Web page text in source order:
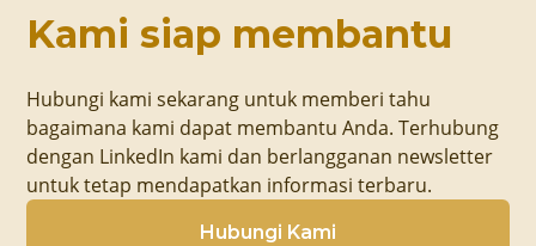
Kami siap membantu
Hubungi kami sekarang untuk memberi tahu
bagaimana kami dapat membantu Anda. Terhubung
dengan LinkedIn kami dan berlangganan newsletter
untuk tetap mendapatkan informasi terbaru.
Hubungi Kami